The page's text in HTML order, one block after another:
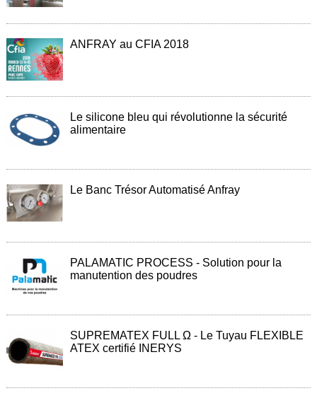
Maintenance
société
Présentation
d'activité
Nos
générales
de
vente
Actualités
Bibliothèque
Anfray
techniques
Normes
ANFRAY au CFIA 2018
Le silicone bleu qui révolutionne la sécurité
alimentaire
Le Banc Trésor Automatisé Anfray
PALAMATIC PROCESS - Solution pour la
manutention des poudres
SUPREMATEX FULL Ω - Le Tuyau FLEXIBLE
ATEX certifié INERYS